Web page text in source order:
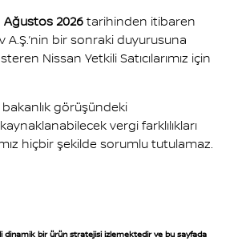
Ağustos 2026tarihinden itibaren
A.Ş.’nin bir sonraki duyurusuna
Nissan Yetkili Satıcılarımız için
görüşündeki
vergi farklılıkları
hiçbir şekilde sorumlu tutulamaz.
dinamik bir ürün stratejisi izlemektedir ve bu sayfada